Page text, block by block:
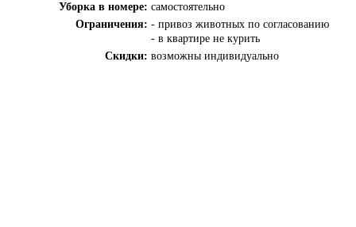
Уборка в номере: самостоятельно
Ограничения: - привоз животных по согласованию
- в квартире не курить
Скидки: возможны индивидуально